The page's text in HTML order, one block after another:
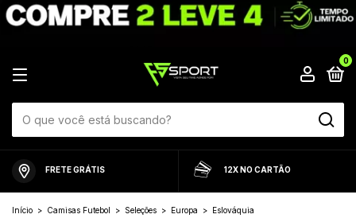
0
FRETE GRÁTIS 12X NO CARTÃO
Início > Camisas Futebol > Seleções > Europa > Eslováquia